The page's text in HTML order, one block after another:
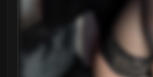
Nastolatki 18+
Ogolone cipki
Owłosione cipki